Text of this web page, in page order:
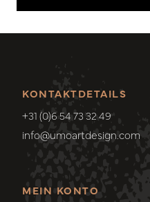
KONTAKTDETAILS
+31 (0)6 54 73 32 49
info@umoartdesign.com
MEIN KONTO